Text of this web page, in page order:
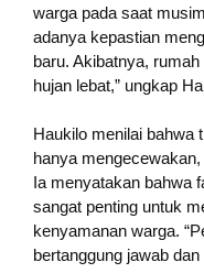
warga pada saat
adanya kepastian
baru. Akibatnya,
hujan lebat,” ungkap
Haukilo menilai bahwa
hanya
Ia menyatakan bahwa
sangat penting untuk
kenyamanan warga.
bertanggung jawab